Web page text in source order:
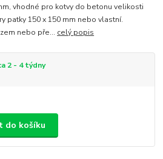
vhodné pro kotvy do betonu velikosti
patky 150 x 150 mm nebo vlastní.
nebo pře... celý popis
2 - 4 týdny
do košíku